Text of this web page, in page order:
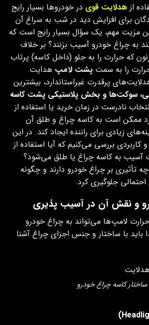
از هدلایت قوی در خودروها بسیار رایج
برای افزایش دید در شب به سراغ آن
مزیت مهم، یک سؤال بسیار رایج است که
به چراغ خودرو آسیب بزنند؟ بر خلاف
که حرارت را به جلو (داخل کاسه) پرتاب
را به سمت پشت لامپ هدایت
پرقدرت غیراستاندارد، بیشترین
سوکت‌ها و بخش پلاستیکی پشت کاسه
نادرست در زمان خرید یا استفاده از
ممکن است به کاسه چراغ و طلق آن
زیادی برای راننده ایجاد کند. در این
بررسی می‌کنیم که آیا استفاده از
آسیب به کاسه چراغ یا طلق می‌شود؟
تأثیری بر چراغ خودرو دارند و چگونه
جلوگیری کرد.
و نقش آن در آسیب‌ پذیری
لامپ‌ها می‌تواند به چراغ خودرو
باید با ساختار و جنس اجزای چراغ آشنا
ساختار کاسه چراغ خودرو